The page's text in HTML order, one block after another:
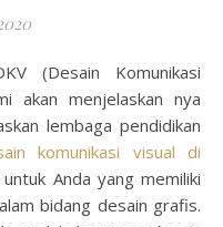
akan menjelaskan nya
lembaga pendidikan
komunikasi visual di
Anda yang memiliki
bidang desain grafis.